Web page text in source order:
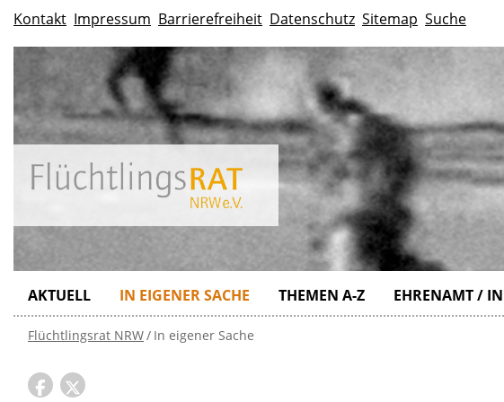
Kontakt Impressum Barrierefreiheit Datenschutz Sitemap Suche
AKTUELL IN EIGENER SACHE THEMEN A-Z EHRENAMT /
Flüchtlingsrat NRW In eigener Sache